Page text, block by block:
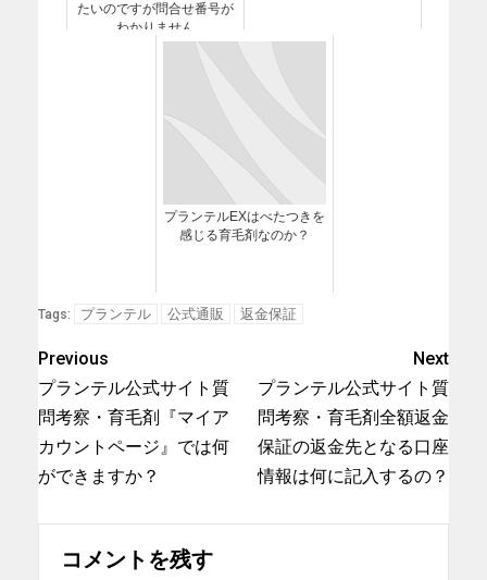
たいのですが問合せ番号が
わかりません
プランテルEXはべたつきを
感じる育毛剤なのか？
Tags: プランテル 公式通販 返金保証
Previous
プランテル公式サイト質
問考察・育毛剤『マイア
カウントページ』では何
ができますか？
Next
プランテル公式サイト質
問考察・育毛剤全額返金
保証の返金先となる口座
情報は何に記入するの？
コメントを残す